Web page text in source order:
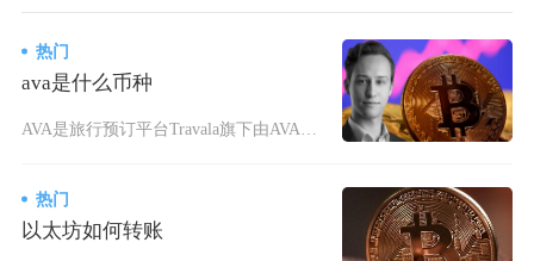
热门
ava是什么币种
热门
以太坊如何转账